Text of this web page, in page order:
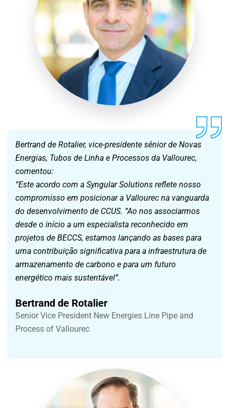
Bertrand de Rotalier, vice-presidente sênior de Novas
Energias, Tubos de Linha e Processos da Vallourec,
comentou:
“Este acordo com a Syngular Solutions reflete nosso
compromisso em posicionar a Vallourec na vanguarda
do desenvolvimento de CCUS. “Ao nos associarmos
desde o início a um especialista reconhecido em
projetos de BECCS, estamos lançando as bases para
uma contribuição significativa para a infraestrutura de
armazenamento de carbono e para um futuro
energético mais sustentável”.
Bertrand de Rotalier
Senior Vice President New Energies Line Pipe and
Process of Vallourec